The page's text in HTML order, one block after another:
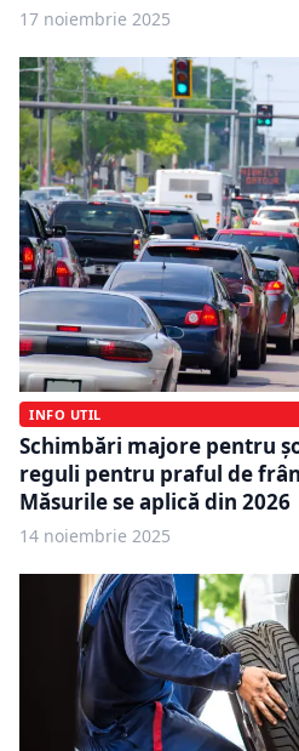
17 noiembrie 2025
INFO UTIL
Schimbări majore pentru
reguli pentru praful de
Măsurile se aplică din 2026
14 noiembrie 2025